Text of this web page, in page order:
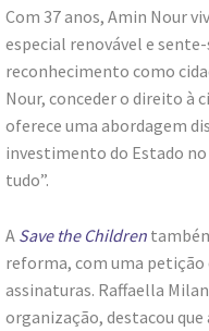
Com 37 anos, Amin Nour
especial renovável e
reconhecimento como
Nour, conceder o direito à
oferece uma abordagem
investimento do Estado
tudo”.
A Save the Children
reforma, com uma petição
assinaturas. Raffaella
organização, destacou